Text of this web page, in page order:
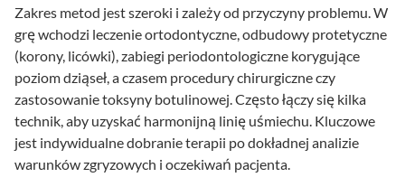
Zakres metod jest szeroki i zależy od przyczyny problemu. W
grę wchodzi leczenie ortodontyczne, odbudowy protetyczne
(korony, licówki), zabiegi periodontologiczne korygujące
poziom dziąseł, a czasem procedury chirurgiczne czy
zastosowanie toksyny botulinowej. Często łączy się kilka
technik, aby uzyskać harmonijną linię uśmiechu. Kluczowe
jest indywidualne dobranie terapii po dokładnej analizie
warunków zgryzowych i oczekiwań pacjenta.